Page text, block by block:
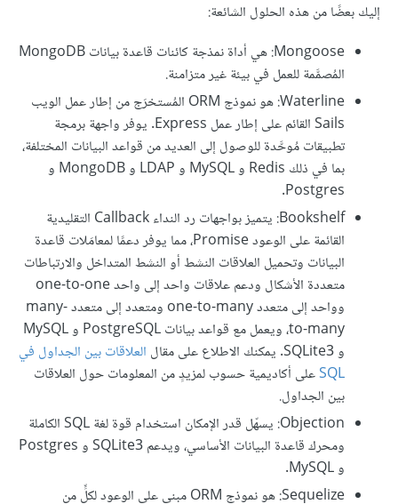
إليك بعضًا من هذه الحلول الشائعة:
Mongoose: هي أداة نمذجة كائنات قاعدة بيانات MongoDB
المُصمَّمة للعمل في بيئة غير متزامنة.
Waterline: هو نموذج ORM المُستخرَج من إطار عمل الويب
Sails القائم على إطار عمل Express. يوفر واجهة برمجة
تطبيقات مُوحَّدة للوصول إلى العديد من قواعد البيانات المختلفة،
بما في ذلك Redis و MySQL و LDAP و MongoDB و
Postgres.
Bookshelf: يتميز بواجهات رد النداء Callback التقليدية
القائمة على الوعود Promise، مما يوفر دعمًا لمعامَلات قاعدة
البيانات وتحميل العلاقات النشط أو النشط المتداخل والارتباطات
متعددة الأشكال ودعم علاقات واحد إلى واحد one-to-one
وواحد إلى متعدد one-to-many ومتعدد إلى متعدد many-
to-many، ويعمل مع قواعد بيانات PostgreSQL و MySQL
و SQLite3. يمكنك الاطلاع على مقال
العلاقات بين الجداول في
SQLعلى أكاديمية حسوب لمزيدٍ من المعلومات حول العلاقات
بين الجداول.
Objection: يسهّل قدر الإمكان استخدام قوة لغة SQL الكاملة
ومحرك قاعدة البيانات الأساسي، ويدعم SQLite3 و Postgres
و MySQL.
Sequelize: هو نموذج ORM مبني على الوعود لكلٍّ من